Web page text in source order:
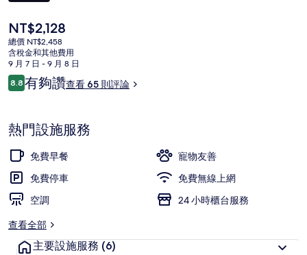
集
目
前
的
價
格
是
NT$2,128
總價 NT$2,458
含稅金和其他費用
9 月 7 日 - 9 月 8 日
評
論
8.88.8 分，滿分 10 分，
有夠讚查看 65 則評論
熱門設施服務
免費早餐
寵物友善
免費停車
免費無線上網
空調
24 小時櫃台服務
查看全部
主要設施服務 (6)